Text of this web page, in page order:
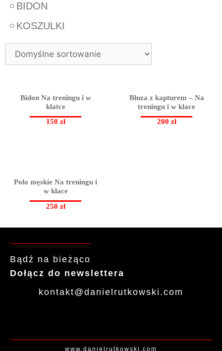
BIDON
KOSZULKI
Bidon Na treningu i w
klatce
150 zł
Bluza z kapturem – Na
treningu i w klace
200 zł
Polo męskie Na treningu i
w klace
250 zł
Bądź na bieżąco
Dołącz do newslettera
kontakt@daniel rutkowski .com
www.danielrutkowski.com